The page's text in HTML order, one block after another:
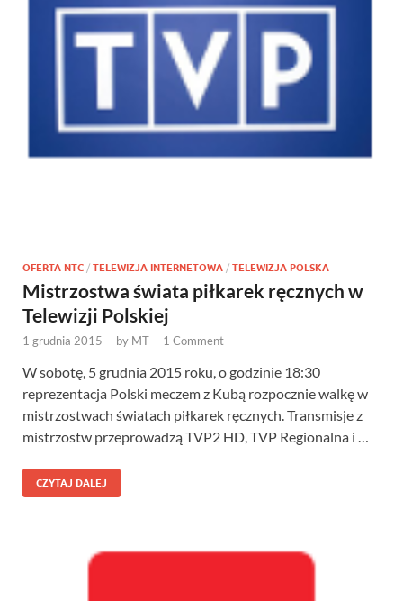
OFERTA NTC / TELEWIZJA INTERNETOWA / TELEWIZJA POLSKA
Mistrzostwa świata piłkarek ręcznych w
Telewizji Polskiej
1 grudnia 2015 - by MT - 1 Comment
W sobotę, 5 grudnia 2015 roku, o godzinie 18:30
reprezentacja Polski meczem z Kubą rozpocznie walkę w
mistrzostwach światach piłkarek ręcznych. Transmisje z
mistrzostw przeprowadzą TVP2 HD, TVP Regionalna i …
CZYTAJ DALEJ